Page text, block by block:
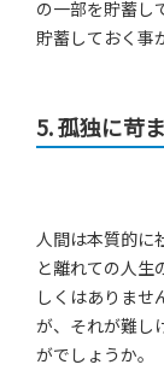
の一部を貯蓄し
貯蓄しておく事
5.孤独に苛
人間は本質的に
と離れての人生
しくはありませ
が、それが難し
がでしょうか。